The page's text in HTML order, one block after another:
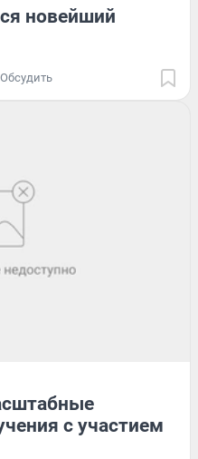
новейший
Обсудить
с участием